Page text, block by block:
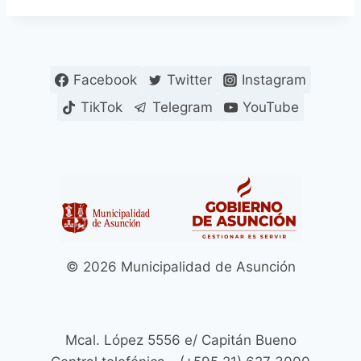
Facebook Twitter
Instagram
TikTok
Telegram YouTube
© 2026 Municipalidad de Asunción
Mcal. López 5556 e/ Capitán Bueno